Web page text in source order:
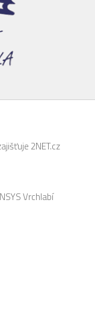
2NET.cz
NSYSVrchlabí